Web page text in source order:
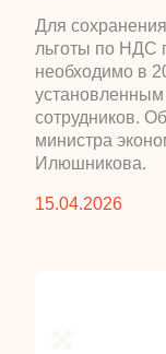
​Для
льготы по НДС
необходимо в
установленным
сотрудников.
министра
Илюшникова.
15.04.2026